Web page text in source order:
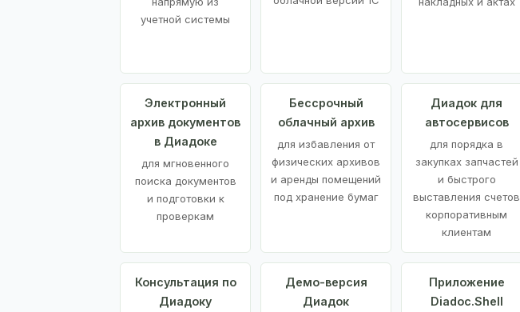
учетной системы
Электронный
архив документов
в Диадоке
для мгновенного
поиска документов
и подготовки к
проверкам
Бессрочный
облачный архив
для избавления от
физических архивов
и аренды помещений
под хранение бумаг
Диадок для
автосервисов
для порядка в
закупках запчастей
и быстрого
выставления счетов
корпоративным
клиентам
Консультация по
Диадоку
Демо-версия
Диадок
Приложение
Diadoc.Shell